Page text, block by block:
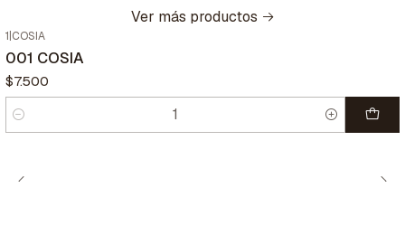
Ver más productos
1 COSIA
001 COSIA
$7.500
Cantidad